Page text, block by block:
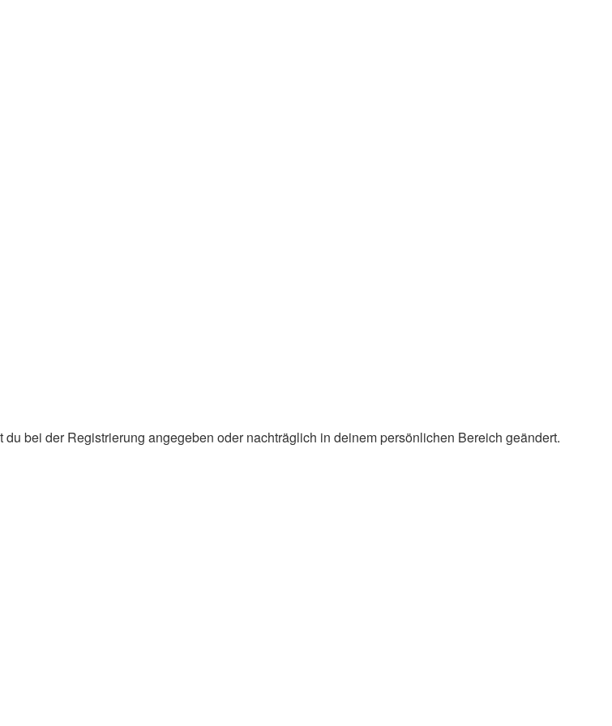
bei der Registrierung angegeben oder nachträglich in deinem persönlichen Bereich geändert.